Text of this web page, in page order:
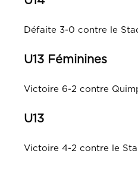
Défaite 3-0 contre le
U13 Féminines
Victoire 6-2 contre
U13
Victoire 4-2 contre le